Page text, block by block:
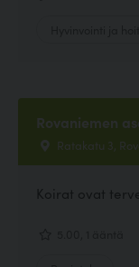
Rovaniemen
Ratakatu 3,
Koirat ovat